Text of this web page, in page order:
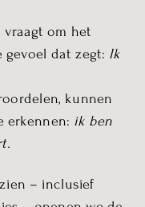
vraagt om het
dat zegt: Ik
kunnen
erkennen: ik ben
– inclusief